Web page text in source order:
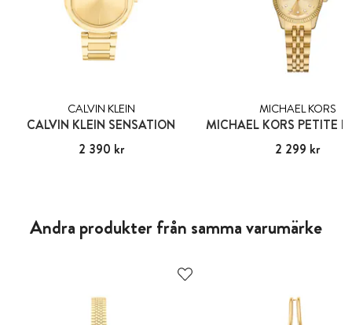
CALVIN KLEIN
CALVIN KLEIN SENSATION
Pris :2 390 kr
2 390 kr
MICHAEL KORS
Pris :2 299 kr
2 299 kr
Andra produkter från samma varumärke